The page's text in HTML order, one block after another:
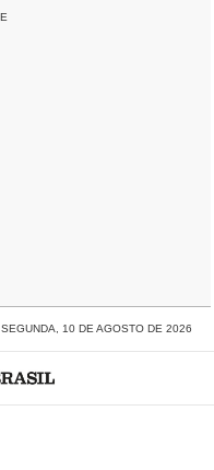
SEGUNDA, 10 DE AGOSTO DE 2026